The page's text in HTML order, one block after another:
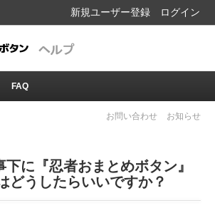
新規ユーザー登録 ログイン
FAQ
お問い合わせ お知らせ
に『忍者おまとめボタン』
どうしたらいいですか？